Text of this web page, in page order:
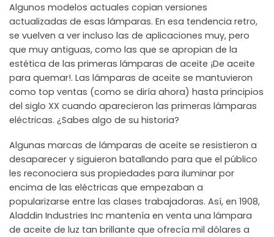
Algunos modelos actuales copian versiones
actualizadas de esas lámparas. En esa tendencia retro,
se vuelven a ver incluso las de aplicaciones muy, pero
que muy antiguas, como las que se apropian de la
estética de las primeras lámparas de aceite ¡De aceite
para quemar!. Las lámparas de aceite se mantuvieron
como top ventas (como se diría ahora) hasta principios
del siglo XX cuando aparecieron las primeras lámparas
eléctricas. ¿Sabes algo de su historia?
Algunas marcas de lámparas de aceite se resistieron a
desaparecer y siguieron batallando para que el público
les reconociera sus propiedades para iluminar por
encima de las eléctricas que empezaban a
popularizarse entre las clases trabajadoras. Así, en 1908,
Aladdin Industries Inc mantenía en venta una lámpara
de aceite de luz tan brillante que ofrecía mil dólares a